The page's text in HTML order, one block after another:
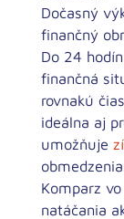
Dočasný
finančný
Do 24
finančná
rovnakú
ideálna aj
umožňuje
obmedzenia.
Komparz
natáčania